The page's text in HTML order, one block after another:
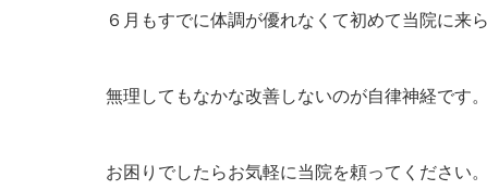
６月もすでに体調が優れなくて初めて当院に来
無理してもなかな改善しないのが自律神経です。
お困りでしたらお気軽に当院を頼ってください。